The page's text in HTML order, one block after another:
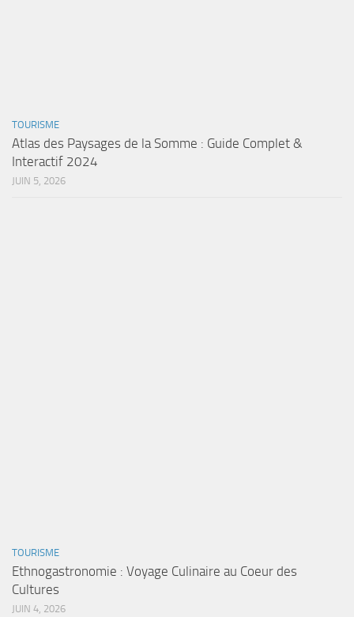
TOURISME
Atlas des Paysages de la Somme : Guide Complet &
Interactif 2024
JUIN 5, 2026
TOURISME
Ethnogastronomie : Voyage Culinaire au Coeur des
Cultures
JUIN 4, 2026